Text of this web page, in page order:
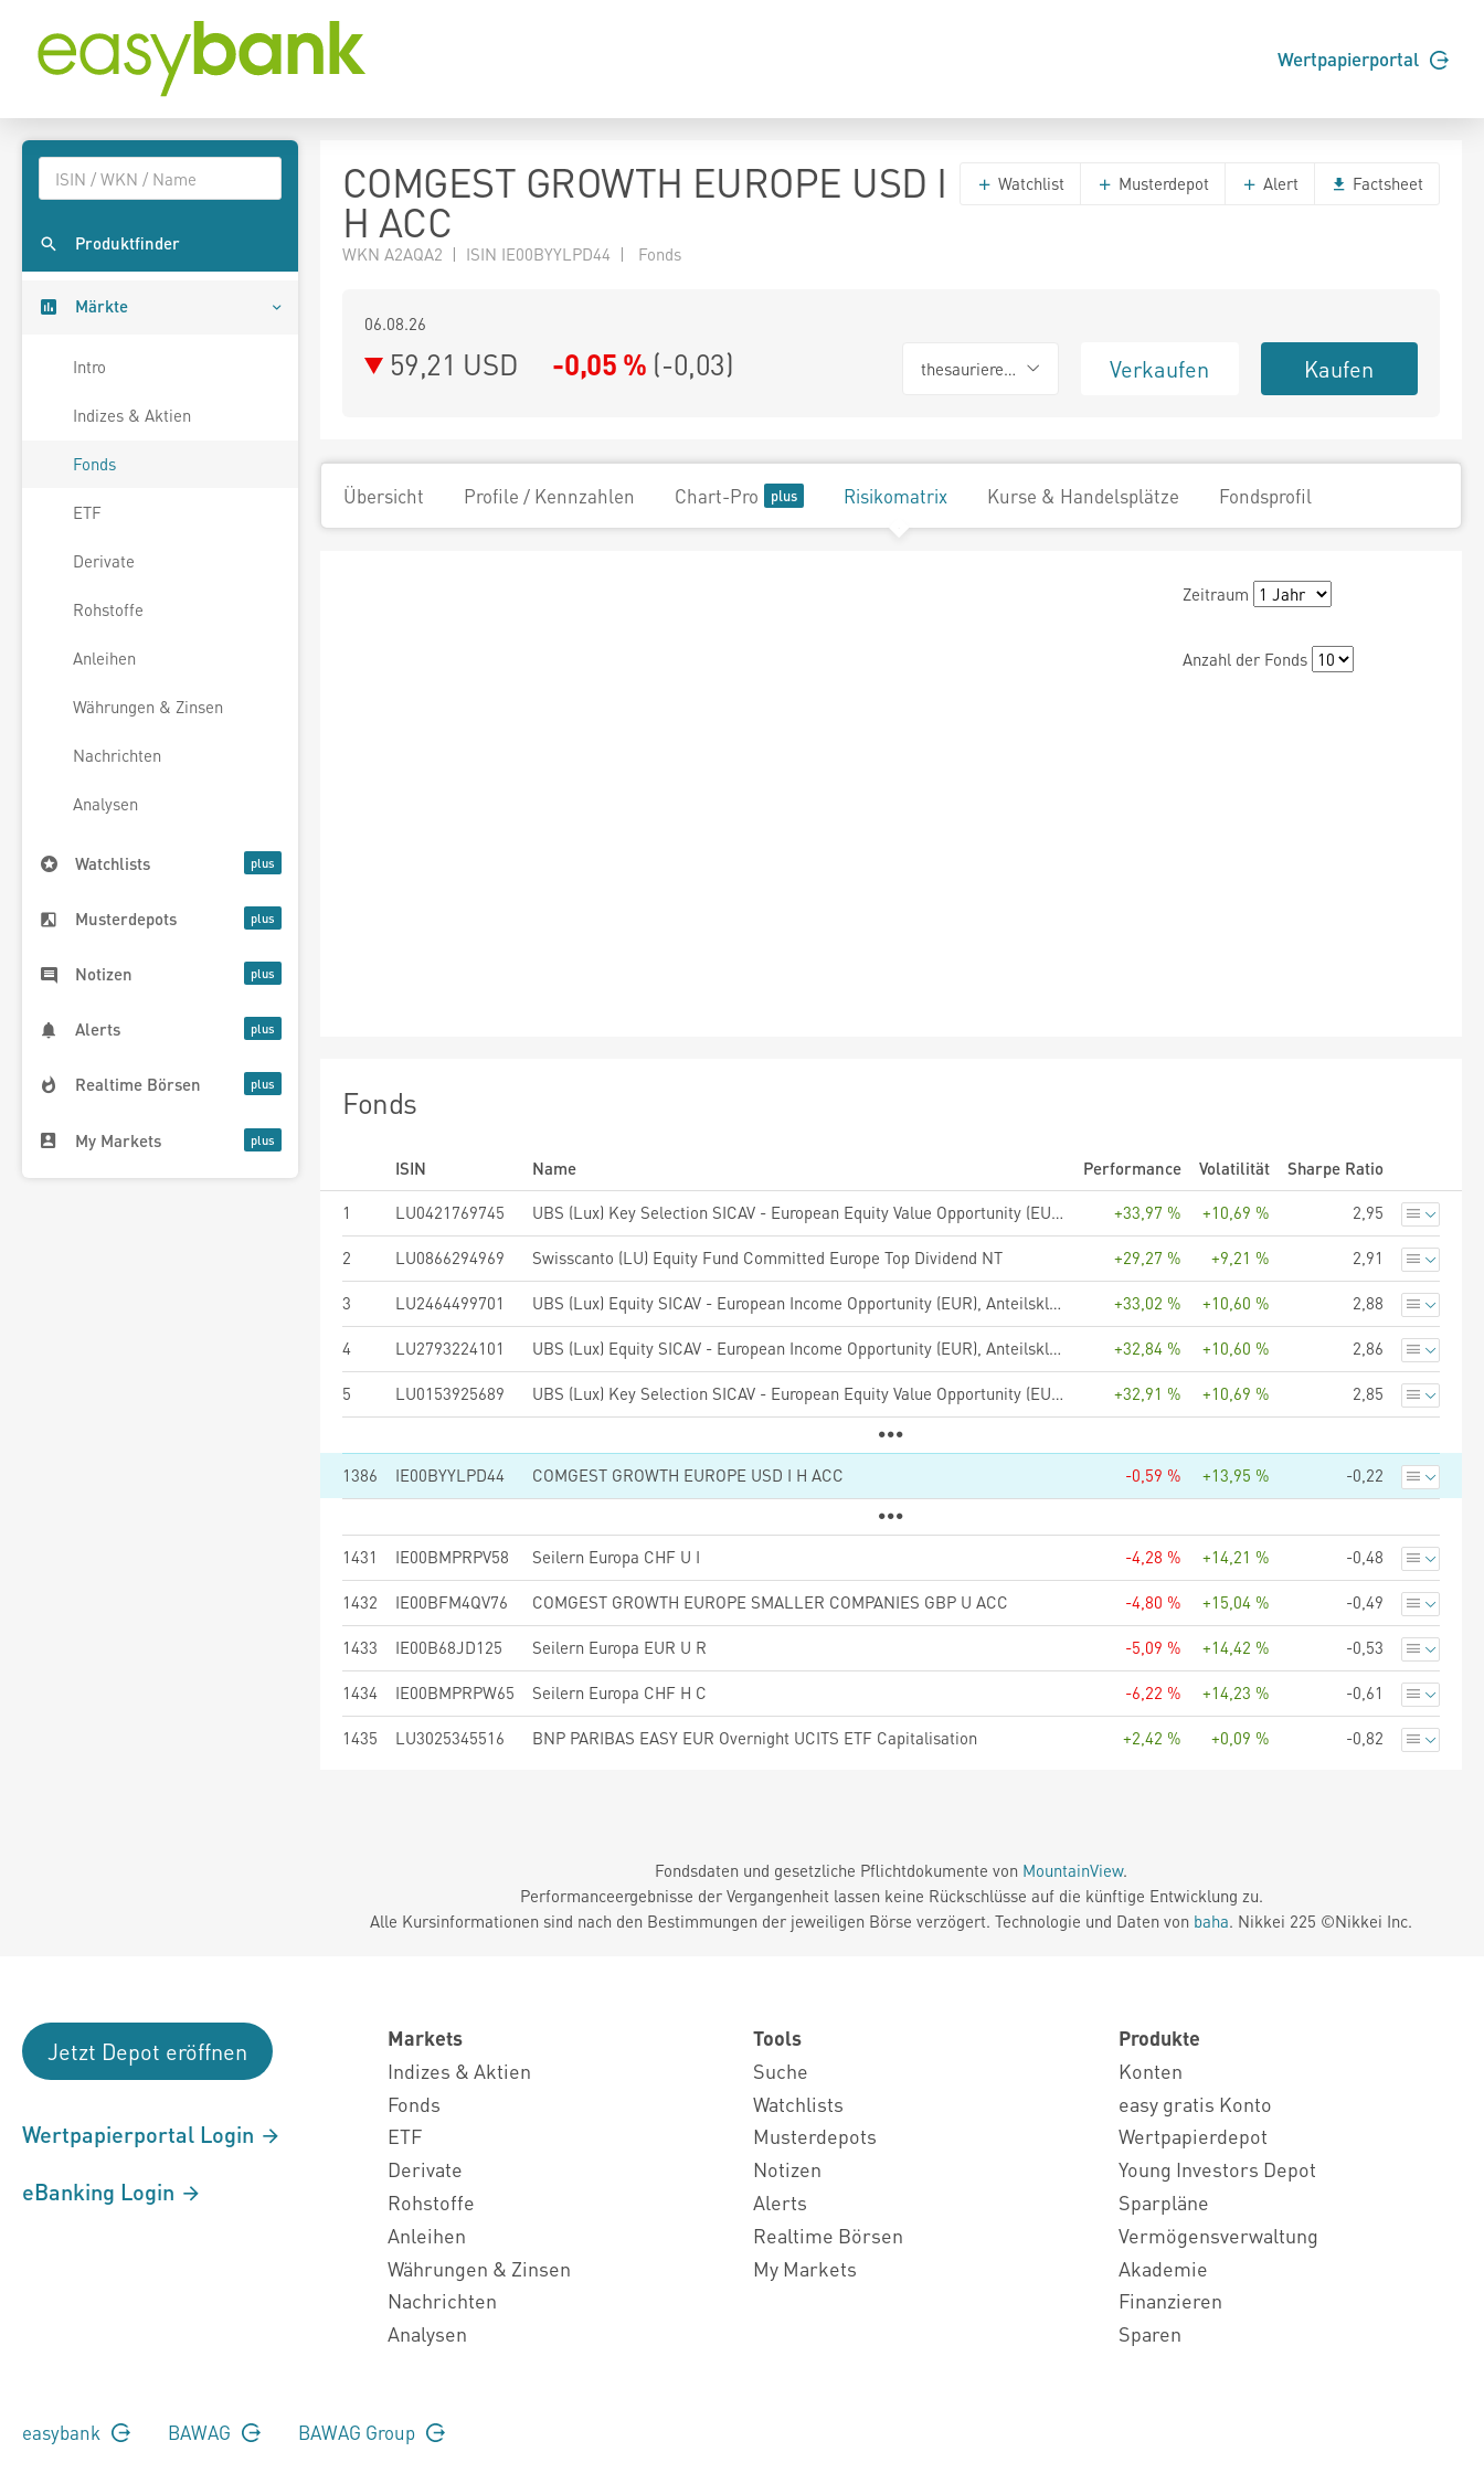
Wertpapierportal
Produktfinder
Märkte
Intro
Indizes & Aktien
Fonds
ETF
Derivate
Rohstoffe
Anleihen
Währungen & Zinsen
Nachrichten
Analysen
Watchlists
Musterdepots
Notizen
Alerts
Realtime Börsen
My Markets
COMGEST GROWTH EUROPE USD I
H ACC
WKN A2AQA2 | ISIN IE00BYYLPD44 | Fonds
Watchlist Musterdepot Alert Factsheet
06.08.26
59,21 USD -0,05 % (-0,03) thesaurierend Verkaufen Kaufen
Übersicht Profile / Kennzahlen Chart-Pro Risikomatrix Kurse & Handelsplätze Fondsprofil
Zeitraum
Anzahl der Fonds
Fonds
ISIN Name Performance Volatilität
Sharpe Ratio
1
LU0421769745 UBS (Lux) Key Selection SICAV - European Equity Value Opportunity (EUR), Anteilsklasse Q-acc, EUR +33,97 % +10,69 % 2,95
2 LU0866294969 Swisscanto (LU) Equity Fund Committed Europe Top Dividend NT +29,27 % +9,21 % 2,91
3 LU2464499701 UBS (Lux) Equity SICAV - European Income Opportunity (EUR), Anteilsklasse Q-acc, EUR +33,02 % +10,60 % 2,88
4 LU2793224101 UBS (Lux) Equity SICAV - European Income Opportunity (EUR), Anteilsklasse K-1-acc, EUR +32,84 % +10,60 % 2,86
5 LU0153925689 UBS (Lux) Key Selection SICAV - European Equity Value Opportunity (EUR), Anteilsklasse P-acc, EUR +32,91 % +10,69 % 2,85
1386 IE00BYYLPD44 COMGEST GROWTH EUROPE USD I H ACC -0,59 % +13,95 % -0,22
1431 IE00BMPRPV58 Seilern Europa CHF U I -4,28 % +14,21 % -0,48
1432 IE00BFM4QV76 COMGEST GROWTH EUROPE SMALLER COMPANIES GBP U ACC -4,80 % +15,04 % -0,49
1433 IE00B68JD125 Seilern Europa EUR U R -5,09 % +14,42 % -0,53
1434 IE00BMPRPW65 Seilern Europa CHF H C -6,22 % +14,23 % -0,61
1435 LU3025345516 BNP PARIBAS EASY EUR Overnight UCITS ETF Capitalisation +2,42 % +0,09 % -0,82
Fondsdaten und gesetzliche Pflichtdokumente von MountainView.
Performanceergebnisse der Vergangenheit lassen keine Rückschlüsse auf die künftige Entwicklung zu.
Alle Kursinformationen sind nach den Bestimmungen der jeweiligen Börse verzögert. Technologie und Daten von baha. Nikkei 225 ©Nikkei Inc.
Jetzt Depot eröffnen
Wertpapierportal Login
eBanking Login
Markets
Indizes & Aktien
Fonds
ETF
Derivate
Rohstoffe
Anleihen
Währungen & Zinsen
Nachrichten
Analysen
Tools
Suche
Watchlists
Musterdepots
Notizen
Alerts
Realtime Börsen
My Markets
Produkte
Konten
easy gratis Konto
Wertpapierdepot
Young Investors Depot
Sparpläne
Vermögensverwaltung
Akademie
Finanzieren
Sparen
easybank BAWAG BAWAG Group